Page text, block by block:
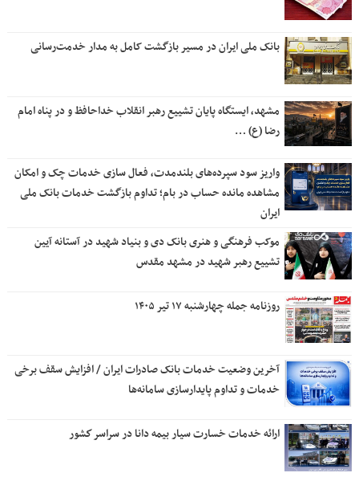
بانک ملی ایران در مسیر بازگشت کامل به مدار خدمت‌رسانی
مشهد، ایستگاه پایان تشییع رهبر انقلاب خداحافظ و در پناه امام
رضا (ع) …
واریز سود سپرده‌های بلندمدت، فعال سازی خدمات چک و امکان
مشاهده مانده حساب در بام؛ تداوم بازگشت خدمات بانک ملی
ایران
موکب فرهنگی و هنری بانک دی و بنیاد شهید در آستانه آیین
تشییع رهبر شهید در مشهد مقدس
روزنامه جمله چهارشنبه ۱۷ تیر ۱۴۰۵
آخرین وضعیت خدمات بانک صادرات ایران / افزایش سقف برخی
خدمات و تداوم پایدارسازی سامانه‌ها
ارائه خدمات خسارت سیار بیمه دانا در سراسر كشور